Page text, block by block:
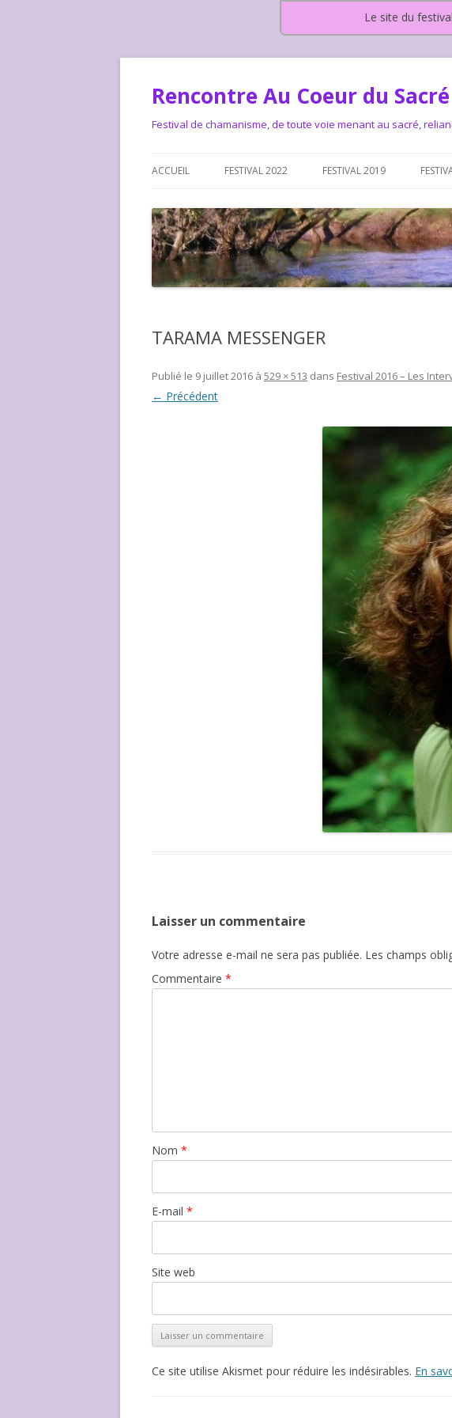
Le site du
Rencontre Au Coeur du Sacré
Festival de chamanisme, de toute voie menant au sacré,
ACCUEIL
LA CHARTE DU FESTIVAL
LE FESTIVAL DEPUIS 2015 – QUI
SOMMES-NOUS ?
LE FESTIVAL DEPUIS 2015…OU
ALLONS-NOUS ?
COMMENT FONCTIONNONS
FESTIVAL 2022 FESTIVAL 2019
TARAMA MESSENGER
Publié le 9 juillet 2016 à 529 × 513 dans Festival 2016 – Les
← Précédent
Laisser un commentaire
Votre adresse e-mail ne sera pas publiée. Les champs
Commentaire *
Nom *
E-mail *
Site web
Ce site utilise Akismet pour réduire les indésirables. En